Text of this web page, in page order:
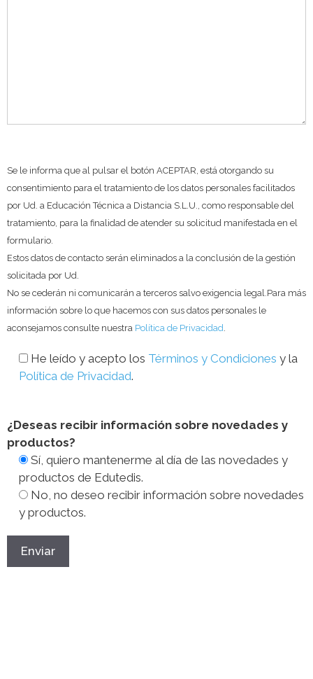
Se le informa que al pulsar el botón ACEPTAR, está otorgando su
consentimiento para el tratamiento de los datos personales facilitados
por Ud. a Educación Técnica a Distancia S.L.U., como responsable del
tratamiento, para la finalidad de atender su solicitud manifestada en el
formulario.
Estos datos de contacto serán eliminados a la conclusión de la gestión
solicitada por Ud.
No se cederán ni comunicarán a terceros salvo exigencia legal.Para más
información sobre lo que hacemos con sus datos personales le
aconsejamos consulte nuestra Política de Privacidad
He leído y acepto los Términos y Condiciones y la
Política de Privacidad.
¿Deseas recibir información sobre novedades y
productos?
Sí, quiero mantenerme al día de las novedades y
productos de Edutedis.
No, no deseo recibir información sobre novedades
y productos.